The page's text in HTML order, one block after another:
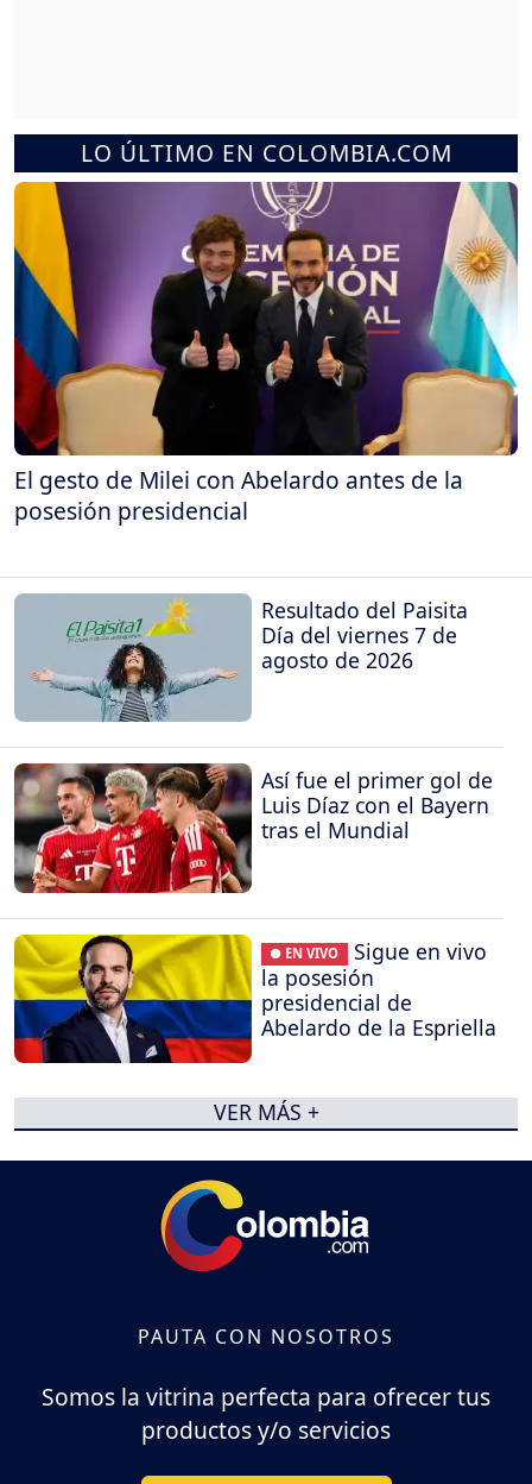
LO ÚLTIMO EN COLOMBIA.COM
El gesto de Milei con Abelardo antes de la
posesión presidencial
Resultado del Paisita
Día del viernes 7 de
agosto de 2026
Así fue el primer gol de
Luis Díaz con el Bayern
tras el Mundial
● EN VIVO
Sigue en vivo
la posesión
presidencial de
Abelardo de la Espriella
VER MÁS +
PAUTA CON NOSOTROS
Somos la vitrina perfecta para ofrecer tus
productos y/o servicios